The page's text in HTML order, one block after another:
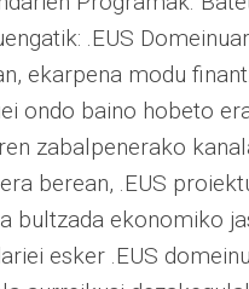
.EUS
ekarpena modu
ondo baino hobeto
zabalpenerako
berean, .EUS
bultzada ekonomiko
esker .EUS